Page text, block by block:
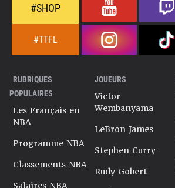
#SHOP
#TTFL
RUBRIQUES
POPULAIRES
Les Français en
NBA
Programme NBA
Classements NBA
Salaires NBA
JOUEURS
Victor
Wembanyama
LeBron James
Stephen Curry
Rudy Gobert